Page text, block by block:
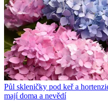
Půl skleničky pod keř a
mají doma a nevědí